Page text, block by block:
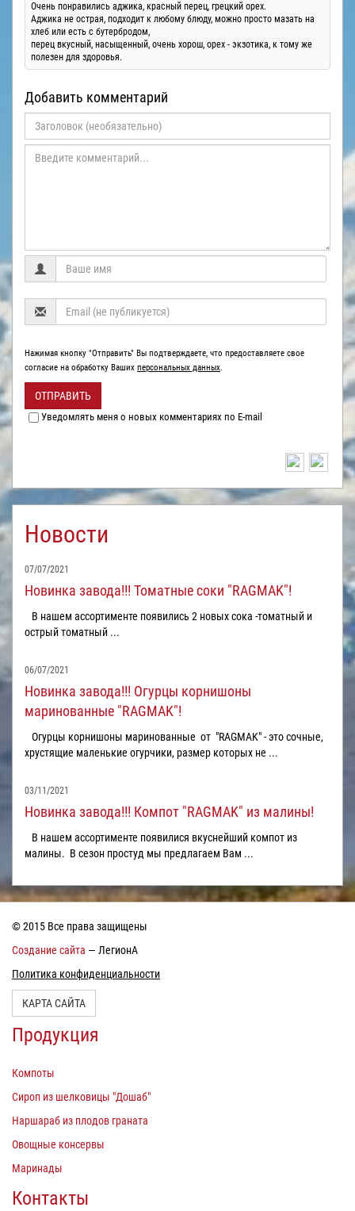
Очень понравились аджика, красный перец, грецкий орех.
Аджика не острая, подходит к любому блюду, можно просто мазать на
хлеб или есть с бутербродом,
перец вкусный, насыщенный, очень хорош, орех - экзотика, к тому же
полезен для здоровья.
Добавить комментарий
Нажимая кнопку "Отправить" Вы подтверждаете, что предоставляете свое
согласие на обработку Ваших персональных данных.
ОТПРАВИТЬ
Уведомлять меня о новых комментариях по E-mail
Новости
07/07/2021
Новинка завода!!! Томатные соки "RAGMAK"!
В нашем ассортименте появились 2 новых сока -томатный и
острый томатный ...
06/07/2021
Новинка завода!!! Огурцы корнишоны
маринованные "RAGMAK"!
Огурцы корнишоны маринованные от "RAGMAK" - это сочные,
хрустящие маленькие огурчики, размер которых не ...
03/11/2021
Новинка завода!!! Компот "RAGMAK" из малины!
В нашем ассортименте появилися вкуснейший компот из
малины. В сезон простуд мы предлагаем Вам ...
© 2015 Все права защищены
Создание сайта — ЛегионА
Политика конфиденциальности
КАРТА САЙТА
Продукция
Компоты
Сироп из шелковицы "Дошаб"
Наршараб из плодов граната
Овощные консервы
Маринады
Контакты